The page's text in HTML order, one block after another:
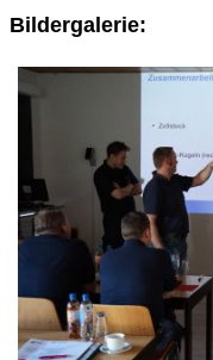
Bildergalerie: